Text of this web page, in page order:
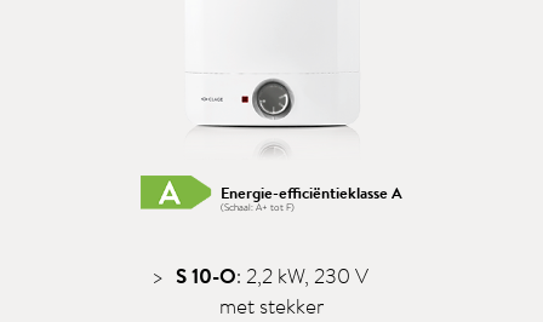
Energie-efficiëntieklasse A
(Schaal: A+ tot F)
S 10-O: 2,2 kW, 230 V
met stekker